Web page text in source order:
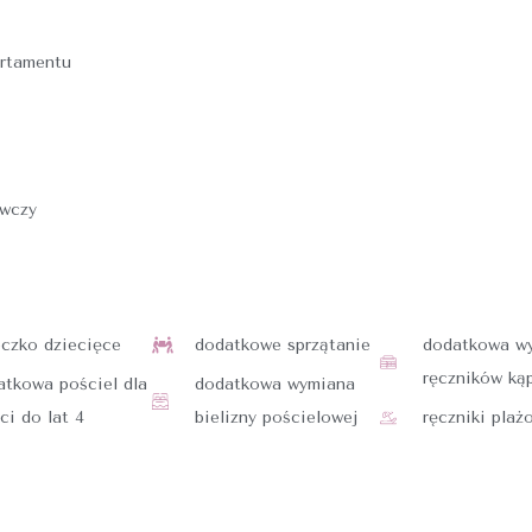
dziecięce
pościel dla
do lat 4
dodatkowe sprzątanie
dodatkowa wymiana
bielizny pościelowej
dodatkowa
ręczników
ręczniki